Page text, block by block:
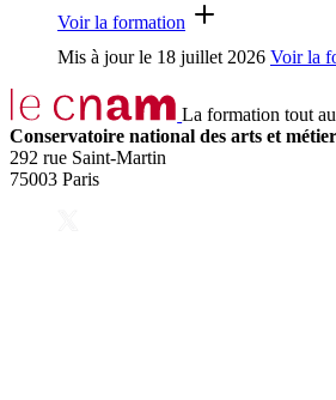
Voir la formation
Mis à jour le 18 juillet 2026 Voir la
La formation tout
Conservatoire national des arts et
292 rue Saint-Martin
75003 Paris